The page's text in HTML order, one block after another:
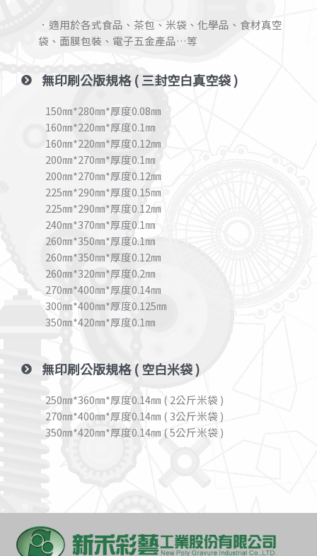
．適用於各式食品、茶包、米袋、化學品、食材真空
袋、面膜包裝、電子五金產品…等
無印刷公版規格 ( 三封空白真空袋 )
150㎜*280㎜*厚度0.08㎜
160㎜*220㎜*厚度0.1㎜
160㎜*220㎜*厚度0.12㎜
200㎜*270㎜*厚度0.1㎜
200㎜*270㎜*厚度0.12㎜
225㎜*290㎜*厚度0.15㎜
225㎜*290㎜*厚度0.12㎜
240㎜*370㎜*厚度0.1㎜
260㎜*350㎜*厚度0.1㎜
260㎜*350㎜*厚度0.12㎜
260㎜*320㎜*厚度0.2㎜
270㎜*400㎜*厚度0.14㎜
300㎜*400㎜*厚度0.125㎜
350㎜*420㎜*厚度0.1㎜
無印刷公版規格 ( 空白米袋 )
250㎜*360㎜*厚度0.14㎜ ( 2公斤米袋 )
270㎜*400㎜*厚度0.14㎜ ( 3公斤米袋 )
350㎜*420㎜*厚度0.14㎜ ( 5公斤米袋 )